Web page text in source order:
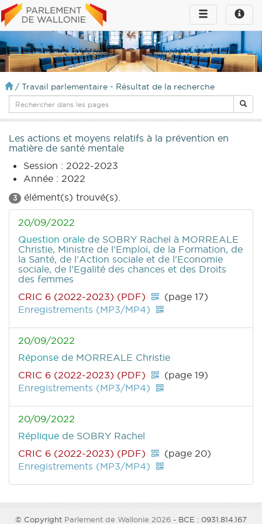
Toggle
infos
Toggle
navigation
/ Travail parlementaire - Résultat de la recherche
Les actions et moyens relatifs à la prévention en
matière de santé mentale
Session : 2022-2023
Année : 2022
3 élément(s) trouvé(s).
20/09/2022
Question orale de SOBRY Rachel à MORREALE
Christie, Ministre de l'Emploi, de la Formation, de
la Santé, de l'Action sociale et de l'Economie
sociale, de l'Egalité des chances et des Droits
des femmes
CRIC 6 (2022-2023) (PDF)
(page 17)
Enregistrements (MP3/MP4)
20/09/2022
Réponse de MORREALE Christie
CRIC 6 (2022-2023) (PDF)
(page 19)
Enregistrements (MP3/MP4)
20/09/2022
Réplique de SOBRY Rachel
CRIC 6 (2022-2023) (PDF)
(page 20)
Enregistrements (MP3/MP4)
© Copyright Parlement de Wallonie 2026 - BCE : 0931.814.167